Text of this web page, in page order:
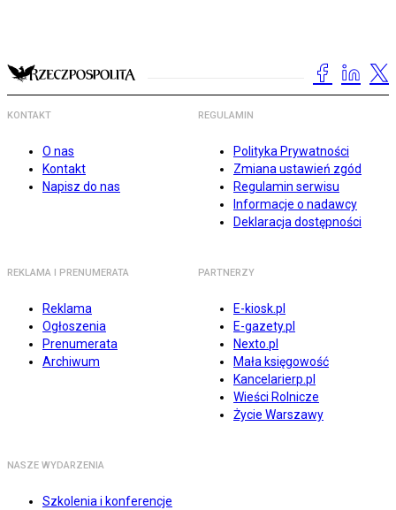
KONTAKT
O nas
Kontakt
Napisz do nas
REGULAMIN
Polityka Prywatności
Zmiana ustawień zgód
Regulamin serwisu
Informacje o nadawcy
Deklaracja dostępności
REKLAMA I PRENUMERATA
Reklama
Ogłoszenia
Prenumerata
Archiwum
PARTNERZY
E-kiosk.pl
E-gazety.pl
Nexto.pl
Mała księgowość
Kancelarierp.pl
Wieści Rolnicze
Życie Warszawy
NASZE WYDARZENIA
Szkolenia i konferencje